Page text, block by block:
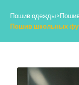
Пошив одежды>
Пошив школьных